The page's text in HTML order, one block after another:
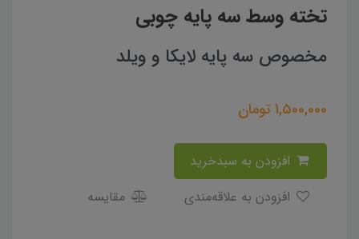
تخته وسط سه پایه چوبی
مخصوص سه پایه لایکا و ویلد
1,500,000 تومان
مقایسه